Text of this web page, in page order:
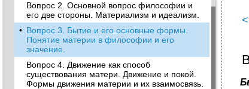
Вопрос 2. Основной вопрос философии и
его две стороны. Материализм и идеализм.
• Вопрос 3. Бытие и его основные формы.
Понятие материи в философии и его
значение.
Вопрос 4. Движение как способ
существования матери. Движение и покой.
Формы движения материи и их взаимосвязь.